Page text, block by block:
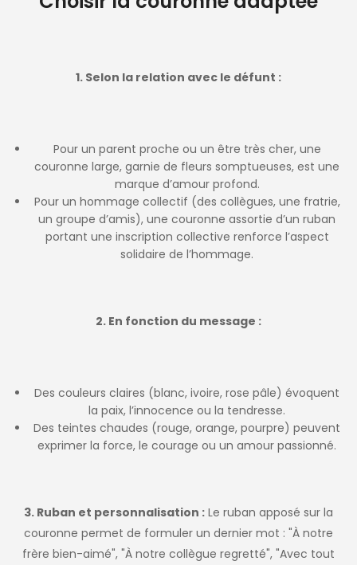
1. Selon la relation avec le défunt :
Pour un parent proche ou un être très cher, une
couronne large, garnie de fleurs somptueuses, est une
marque d’amour profond.
Pour un hommage collectif (des collègues, une fratrie,
un groupe d’amis), une couronne assortie d’un ruban
portant une inscription collective renforce l’aspect
solidaire de l’hommage.
2. En fonction du message :
Des couleurs claires (blanc, ivoire, rose pâle) évoquent
la paix, l’innocence ou la tendresse.
Des teintes chaudes (rouge, orange, pourpre) peuvent
exprimer la force, le courage ou un amour passionné.
3. Ruban et personnalisation : Le ruban apposé sur la
couronne permet de formuler un dernier mot : "À notre
frère bien-aimé", "À notre collègue regretté", "Avec tout